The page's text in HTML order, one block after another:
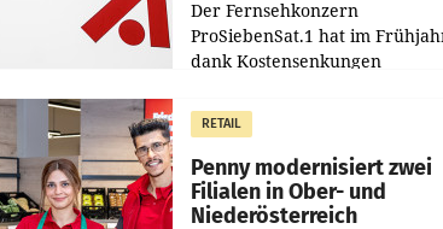
Der Fernsehkonzern
ProSiebenSat.1 hat im
dank Kostensenkungen
gemacht und die
Markterwartung deutlich
übertroffen.
RETAIL
Penny modernisiert zwei
Filialen in Ober- und
Niederösterreich